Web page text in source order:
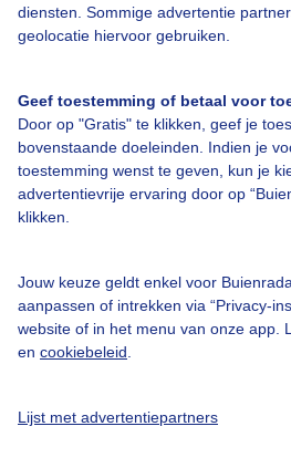
diensten. Sommige advertentie
geolocatie hiervoor gebruiken.
Geef toestemming of betaal voor
Door op "Gratis" te klikken, geef je
bovenstaande doeleinden. Indien je
toestemming wenst te geven, kun je
advertentievrije ervaring door op
klikken.
Jouw keuze geldt enkel voor
aanpassen of intrekken via “Privacy-
website of in het menu van onze app.
en cookiebeleid
Lijst met advertentiepartners
Over Buienradar
Bedrijfsgegevens
Veelgestelde vragen
Toegankelijkheid
Gebruikersvoorwaarden
Adverteren
Privacy beleid